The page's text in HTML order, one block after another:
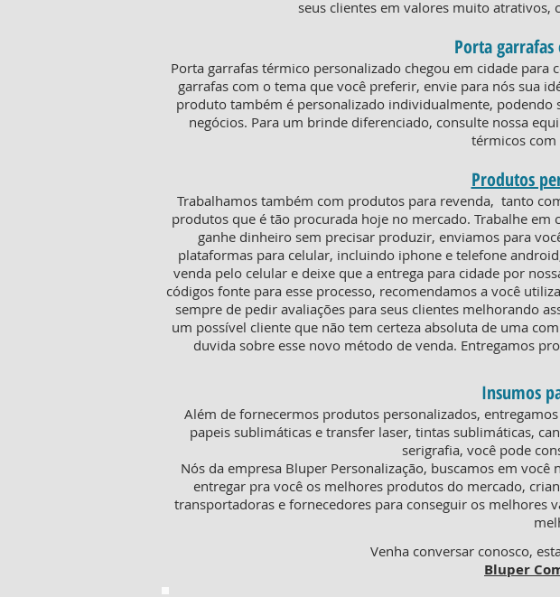
seus clientes em valores muito atrativos,
Porta
Porta garrafas térmico personalizado chegou em cidade
garrafas com o tema que você preferir, envie para nós sua
produto também é personalizado individualmente, podendo
negócios. Para um brinde diferenciado, consulte nossa
térmicos com
Produtos
Trabalhamos também com produtos para revenda, tanto
produtos que é tão procurada hoje no mercado. Trabalhe
ganhe dinheiro sem precisar produzir, enviamos para
plataformas para celular, incluindo iphone e telefone
venda pelo celular e deixe que a entrega para cidade por
códigos fonte para esse processo, recomendamos a você
sempre de pedir avaliações para seus clientes melhorando
um possível cliente que não tem certeza absoluta de uma
duvida sobre esse novo método de venda. Entregamos
Insumos
Além de fornecermos produtos personalizados,
papeis sublimáticas e transfer laser, tintas sublimáticas,
serigrafia, você pode
Nós da empresa Bluper Personalização, buscamos em
entregar pra você os melhores produtos do mercado,
transportadoras e fornecedores para conseguir os melhores
Venha conversar conosco,
Bluper